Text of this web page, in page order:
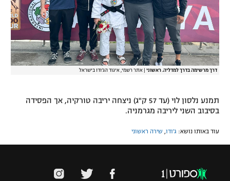
תגיות
המגזין
דרך מרשימה בדרך למדליה. ראשוני אתר רשמי, איגוד הג’ודו בישראל
תמנע נלסון לוי (עד 57 ק"ג) ניצחה יריבה טורקיה, אך הפסידה
בסיבוב השני ליריבה מגרמניה.
עוד באותו נושא: ג'ודו שירה ראשוני